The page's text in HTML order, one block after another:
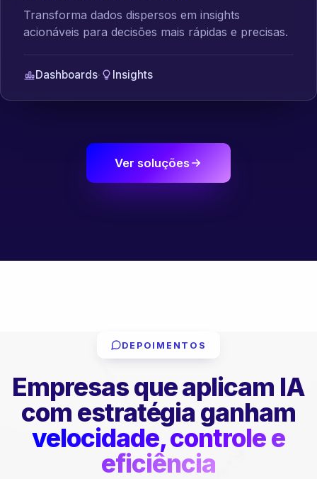
Transforma dados dispersos em insights
acionáveis para decisões mais rápidas e precisas.
Dashboards· Insights
Ver soluções
DEPOIMENTOS
Empresas que aplicam IA
com estratégia ganham
velocidade, controle e
eficiência